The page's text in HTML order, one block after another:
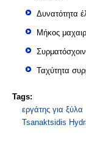
Δυνατότητα
Μήκος
Ταχύτητα
Tags:
εργάτης για ξύλα
Tsanaktsidis